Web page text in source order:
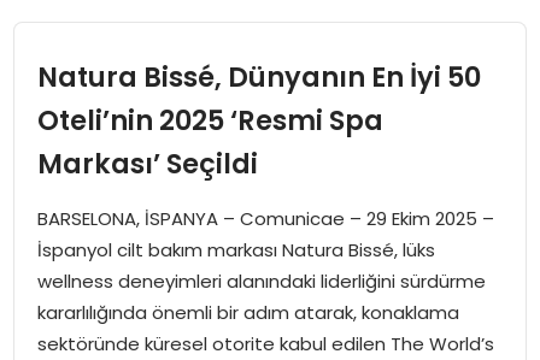
SPOR
SIYASET
MAGAZIN
Natura Bissé, Dünyanın En İyi 50
Oteli’nin 2025 ‘Resmi Spa
Markası’ Seçildi
BARSELONA, İSPANYA – Comunicae – 29 Ekim 2025 –
İspanyol cilt bakım markası Natura Bissé, lüks
wellness deneyimleri alanındaki liderliğini sürdürme
kararlılığında önemli bir adım atarak, konaklama
sektöründe küresel otorite kabul edilen The World’s